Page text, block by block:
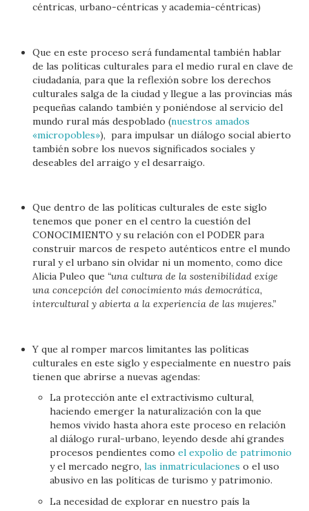
céntricas, urbano-céntricas y academia-céntricas)
Que en este proceso será fundamental también hablar
de las políticas culturales para el medio rural en clave de
ciudadanía, para que la reflexión sobre los derechos
culturales salga de la ciudad y llegue a las provincias más
pequeñas calando también y poniéndose al servicio del
mundo rural más despoblado (nuestros amados
«micropobles»), para impulsar un diálogo social abierto
también sobre los nuevos significados sociales y
deseables del arraigo y el desarraigo.
Que dentro de las políticas culturales de este siglo
tenemos que poner en el centro la cuestión del
CONOCIMIENTO y su relación con el PODER para
construir marcos de respeto auténticos entre el mundo
rural y el urbano sin olvidar ni un momento, como dice
Alicia Puleo que “una cultura de la sostenibilidad exige
una concepción del conocimiento más democrática,
intercultural y abierta a la experiencia de las mujeres.”
Y que al romper marcos limitantes las políticas
culturales en este siglo y especialmente en nuestro país
tienen que abrirse a nuevas agendas:
La protección ante el extractivismo cultural,
haciendo emerger la naturalización con la que
hemos vivido hasta ahora este proceso en relación
al diálogo rural-urbano, leyendo desde ahí grandes
procesos pendientes comoel expolio de patrimonio
y el mercado negro,las inmatriculaciones o el uso
abusivo en las políticas de turismo y patrimonio.
La necesidad de explorar en nuestro país la